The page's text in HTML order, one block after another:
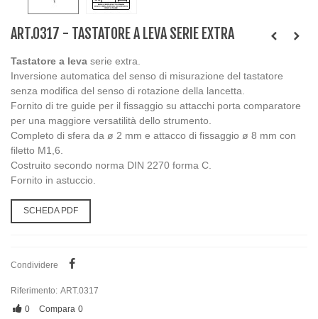
ART.0317 - TASTATORE A LEVA SERIE EXTRA
Tastatore a leva serie extra.
Inversione automatica del senso di misurazione del tastatore
senza modifica del senso di rotazione della lancetta.
Fornito di tre guide per il fissaggio su attacchi porta comparatore
per una maggiore versatilità dello strumento.
Completo di sfera da ø 2 mm e attacco di fissaggio ø 8 mm con
filetto M1,6.
Costruito secondo norma DIN 2270 forma C.
Fornito in astuccio.
SCHEDA PDF
Condividere
Riferimento: ART.0317
0
Compara 0